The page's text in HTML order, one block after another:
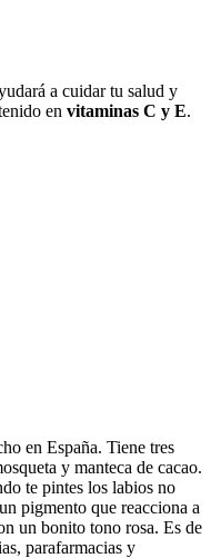
a cuidar tu salud y
en vitaminas C y E.
en España. Tiene tres
y manteca de cacao.
te pintes los labios no
pigmento que reacciona a
un bonito tono rosa. Es de
parafarmacias y